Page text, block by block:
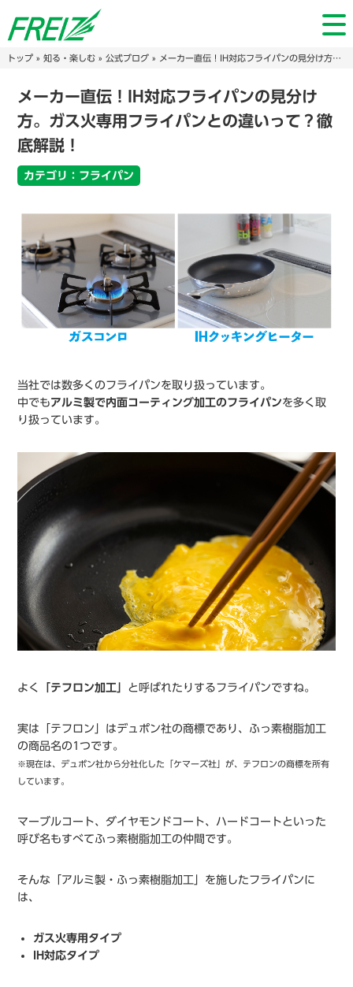
トップ» 知る・楽しむ» 公式ブログ» メーカー直伝！IH対応フライパンの見分け方。ガス火専用フライパンとの違いって？徹底解説！
メーカー直伝！IH対応フライパンの見分け
方。ガス火専用フライパンとの違いって？徹
底解説！
カテゴリ：フライパン
当社では数多くのフライパンを取り扱っています。
中でもアルミ製で内面コーティング加工のフライパンを多く取
り扱っています。
よく 「テフロン加工」 と呼ばれたりするフライパンですね。
実は「テフロン」はデュポン社の商標であり、ふっ素樹脂加工
の商品名の1つです。
※現在は、デュポン社から分社化した「ケマーズ社」が、テフロンの商標を所有
しています。
マーブルコート、ダイヤモンドコート、ハードコートといった
呼び名もすべてふっ素樹脂加工の仲間です。
そんな「アルミ製・ふっ素樹脂加工」を施したフライパンに
は、
ガス火専用タイプ
IH対応タイプ